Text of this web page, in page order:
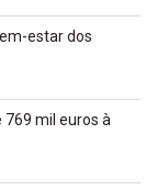
estar dos
mil euros à